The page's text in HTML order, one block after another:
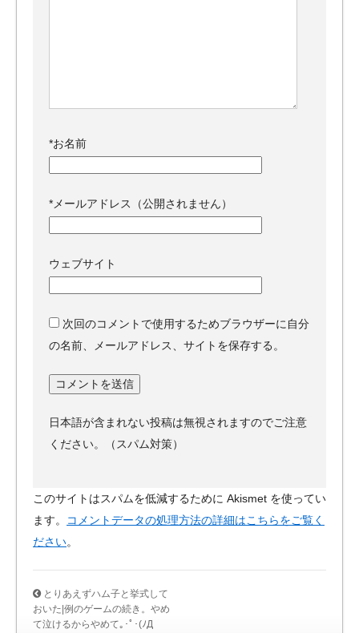
*お名前
* メールアドレス（公開されません）
ウェブサイト
次回のコメントで使用するためブラウザーに自分
の名前、メールアドレス、サイトを保存する。
日本語が含まれない投稿は無視されますのでご注意
ください。（スパム対策）
このサイトはスパムを低減するために Akismet を使ってい
ます。
コメントデータの処理方法の詳細はこちらをご覧く
ださい。
とりあえずハム子と挙式して
おいた|例のゲームの続き。やめ
て泣けるからやめて｡･ﾟ･(ﾉД